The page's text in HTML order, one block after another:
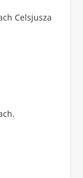
Celsjusza